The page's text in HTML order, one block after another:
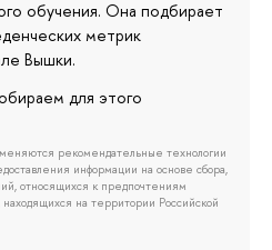
обучения. Она подбирает
метрик
Вышки.
для этого
рекомендательные технологии
информации на основе сбора,
относящихся к предпочтениям
на территории Российской